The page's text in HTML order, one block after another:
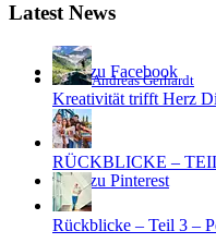
Link zu Facebook
Link zu Pinterest
Latest News
Andreas Gerhardt
Kreativität trifft Herz
RÜCKBLICKE –
Rückblicke – Teil 3 –